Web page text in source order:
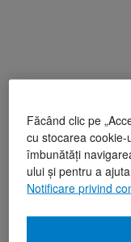
Făcând clic pe
cu stocarea
îmbunătăți
ului și pentru a
Notificare privind